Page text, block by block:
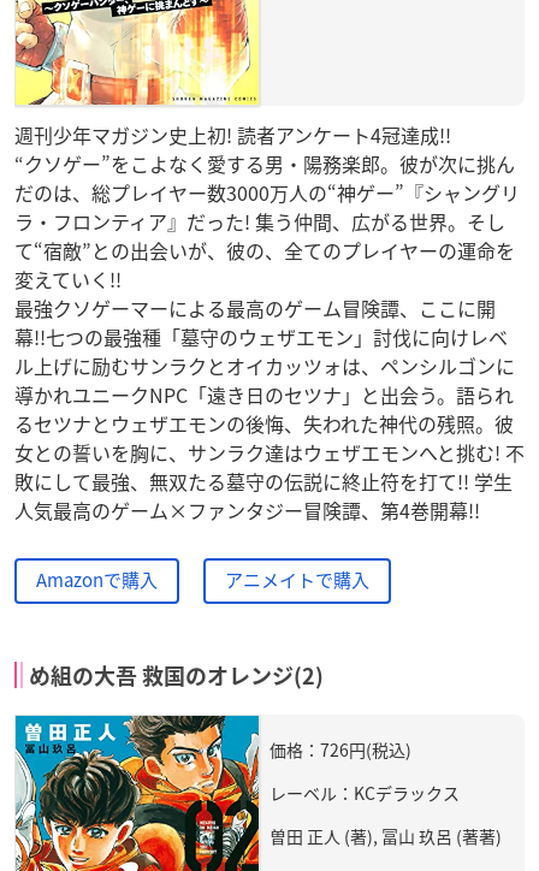
週刊少年マガジン史上初! 読者アンケート4冠達成!!
“クソゲー”をこよなく愛する男・陽務楽郎。彼が次に挑ん
だのは、総プレイヤー数3000万人の“神ゲー”『シャングリ
ラ・フロンティア』だった! 集う仲間、広がる世界。そし
て“宿敵”との出会いが、彼の、全てのプレイヤーの運命を
変えていく!!
最強クソゲーマーによる最高のゲーム冒険譚、ここに開
幕!!七つの最強種「墓守のウェザエモン」討伐に向けレベ
ル上げに励むサンラクとオイカッツォは、ペンシルゴンに
導かれユニークNPC「遠き日のセツナ」と出会う。語られ
るセツナとウェザエモンの後悔、失われた神代の残照。彼
女との誓いを胸に、サンラク達はウェザエモンへと挑む! 不
敗にして最強、無双たる墓守の伝説に終止符を打て!! 学生
人気最高のゲーム×ファンタジー冒険譚、第4巻開幕!!
Amazonで購入 アニメイトで購入
め組の大吾 救国のオレンジ(2)
価格：726円(税込)
レーベル：KCデラックス
曽田 正人 (著), 冨山 玖呂 (著著)